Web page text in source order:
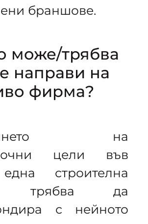
браншове.
може/трябва
направи на
фирма?
на
цели във
строителна
трябва да
с нейното